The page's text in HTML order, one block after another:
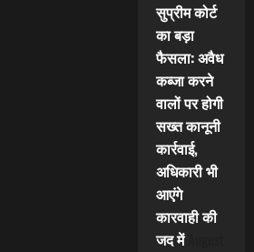
सुप्रीम कोर्ट
का बड़ा
फैसला: अवैध
कब्जा करने
वालों पर होगी
सख्त कानूनी
कार्रवाई,
अधिकारी भी
आएंगे
कारवाही की
जद में